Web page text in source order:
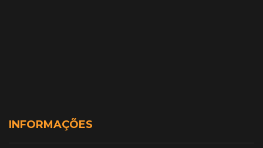
INFORMAÇÕES